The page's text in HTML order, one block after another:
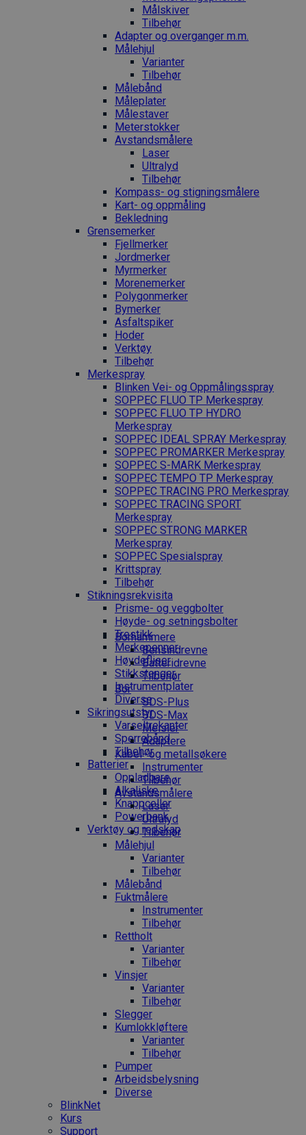
Målskiver
Tilbehør
Adapter og overganger m.m.
Målehjul
Varianter
Tilbehør
Målebånd
Måleplater
Målestaver
Meterstokker
Avstandsmålere
Laser
Ultralyd
Tilbehør
Kompass- og stigningsmålere
Kart- og oppmåling
Bekledning
Grense­merker
Fjellmerker
Jordmerker
Myrmerker
Morenemerker
Polygonmerker
Bymerker
Asfaltspiker
Hoder
Verktøy
Tilbehør
Merkespray
Blinken Vei- og Oppmålingsspray
SOPPEC FLUO TP Merkespray
SOPPEC FLUO TP HYDRO
Merkespray
SOPPEC IDEAL SPRAY Merkespray
SOPPEC PROMARKER Merkespray
SOPPEC S-MARK Merkespray
SOPPEC TEMPO TP Merkespray
SOPPEC TRACING PRO Merkespray
SOPPEC TRACING SPORT
Merkespray
SOPPEC STRONG MARKER
Merkespray
SOPPEC Spesialspray
Krittspray
Tilbehør
Stikningsrekvisita
Prisme- og veggbolter
Høyde- og setningsbolter
Trestikk
Merkepenner
Høydefliser
Stikkstenger
Instrumentplater
Diverse
Sikringsutstyr
Varseltrekanter
Sperrebånd
Tilbehør
Batterier
Oppladbare
Alkaliske
Knappceller
Powerbank
Verktøy og redskap
Borhammere
Bensindrevne
Batteridrevne
Tilbehør
Bor
SDS-Plus
SDS-Max
Meisler
Adaptere
Kabel- og metallsøkere
Instrumenter
Tilbehør
Avstandsmålere
Laser
Ultralyd
Tilbehør
Målehjul
Varianter
Tilbehør
Målebånd
Fuktmålere
Instrumenter
Tilbehør
Rettholt
Varianter
Tilbehør
Vinsjer
Varianter
Tilbehør
Slegger
Kumlokkløftere
Varianter
Tilbehør
Pumper
Arbeidsbelysning
Diverse
BlinkNet
Kurs
Support